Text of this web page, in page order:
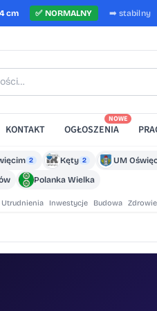
cm ✅ NORMALNY ➡️ stabilny
KONTAKT OGŁOSZENIA
NOWE
2 Kęty 2 UM
Polanka Wielka
Utrudnienia Inwestycje Budowa Zdrowie